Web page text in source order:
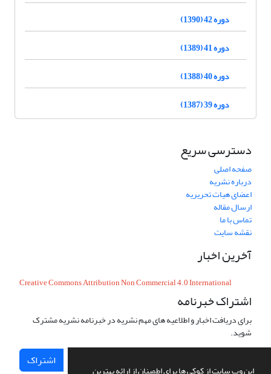
این وب سایت از کوکی ها برای اطمینان از ارائه بهترین
دوره 42 (1390)
دوره 41 (1389)
دوره 40 (1388)
دوره 39 (1387)
دسترسی سریع
صفحه اصلی
درباره نشریه
اعضای هیات تحریریه
ارسال مقاله
تماس با ما
نقشه سایت
آخرین اخبار
Creative Commons Attribution Non Commercial 4.0 International
اشتراک خبرنامه
برای دریافت اخبار و اطلاعیه های مهم نشریه در خبرنامه نشریه مشترک
شوید.
اشتراک